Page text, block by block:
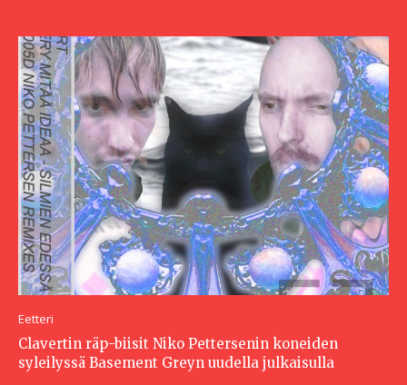
Eetteri
Clavertin räp-biisit Niko Pettersenin koneiden
syleilyssä Basement Greyn uudella julkaisulla